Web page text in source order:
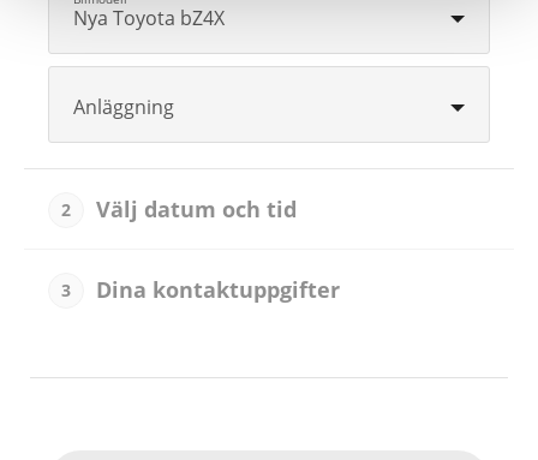
Nya Toyota bZ4X
Anläggning
2 Välj datum och tid
3 Dina kontaktuppgifter